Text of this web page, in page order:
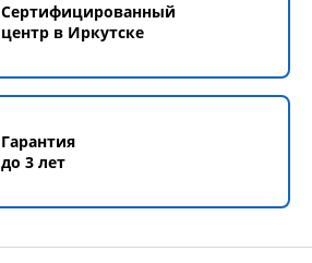
Сертифицированный
центр в Иркутске
Гарантия
до 3 лет